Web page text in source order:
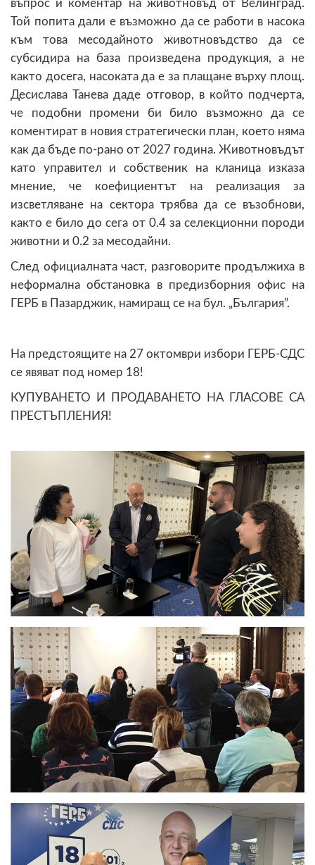
въпрос и коментар на животновъд от Велинград.
Той попита дали е възможно да се работи в насока
към това месодайното животновъдство да се
субсидира на база произведена продукция, а не
както досега, насоката да е за плащане върху площ.
Десислава Танева даде отговор, в който подчерта,
че подобни промени би било възможно да се
коментират в новия стратегически план, което няма
как да бъде по-рано от 2027 година. Животновъдът
като управител и собственик на кланица изказа
мнение, че коефициентът на реализация за
изсветляване на сектора трябва да се възобнови,
както е било до сега от 0.4 за селекционни породи
животни и 0.2 за месодайни.
След официалната част, разговорите продължиха в
неформална обстановка в предизборния офис на
ГЕРБ в Пазарджик, намиращ се на бул. „България”.
На предстоящите на 27 октомври избори ГЕРБ-СДС
се явяват под номер 18!
КУПУВАНЕТО И ПРОДАВАНЕТО НА ГЛАСОВЕ СА
ПРЕСТЪПЛЕНИЯ!